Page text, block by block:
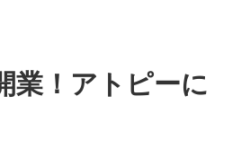
業！アトピーに